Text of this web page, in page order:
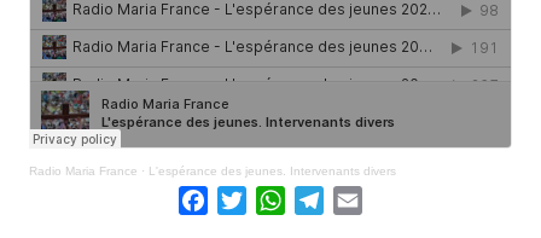
Radio Maria France · L'espérance des jeunes. Intervenants divers
Facebook
TwitterWhatsApp
Telegram